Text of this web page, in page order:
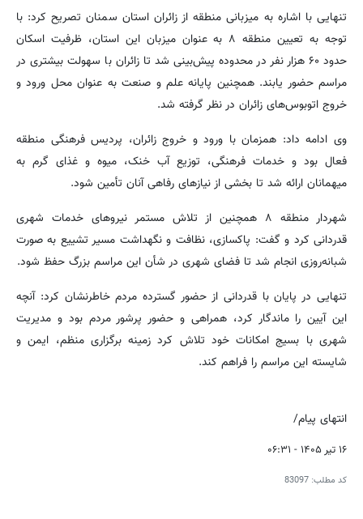
تنهایی با اشاره به میزبانی منطقه از زائران استان سمنان تصریح کرد: با
توجه به تعیین منطقه ۸ به عنوان میزبان این استان، ظرفیت اسکان
حدود ۶۰ هزار نفر در محدوده پیش‌بینی شد تا زائران با سهولت بیشتری در
مراسم حضور یابند. همچنین پایانه علم و صنعت به عنوان محل ورود و
خروج اتوبوس‌های زائران در نظر گرفته شد.
وی ادامه داد: همزمان با ورود و خروج زائران، پردیس فرهنگی منطقه
فعال بود و خدمات فرهنگی، توزیع آب خنک، میوه و غذای گرم به
میهمانان ارائه شد تا بخشی از نیازهای رفاهی آنان تأمین شود.
شهردار منطقه ۸ همچنین از تلاش مستمر نیروهای خدمات شهری
قدردانی کرد و گفت: پاکسازی، نظافت و نگهداشت مسیر تشییع به صورت
شبانه‌روزی انجام شد تا فضای شهری در شأن این مراسم بزرگ حفظ شود.
تنهایی در پایان با قدردانی از حضور گسترده مردم خاطرنشان کرد: آنچه
این آیین را ماندگار کرد، همراهی و حضور پرشور مردم بود و مدیریت
شهری با بسیج امکانات خود تلاش کرد زمینه برگزاری منظم، ایمن و
شایسته این مراسم را فراهم کند.
انتهای پیام/
۱۶ تیر ۱۴۰۵ - ۰۶:۳۱
کد مطلب: 83097